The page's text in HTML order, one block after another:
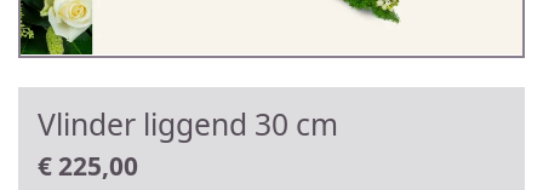
Vlinder liggend 30 cm
€225,00